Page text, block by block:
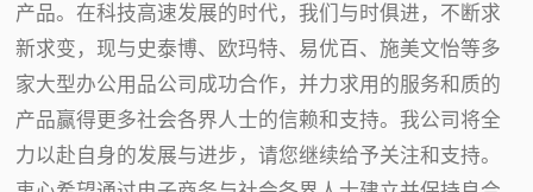
产品。在科技高速发展的时代，我们与时俱进，不断求
新求变，现与史泰博、欧玛特、易优百、施美文怡等多
家大型办公用品公司成功合作，并力求用的服务和质的
产品赢得更多社会各界人士的信赖和支持。我公司将全
力以赴自身的发展与进步，请您继续给予关注和支持。